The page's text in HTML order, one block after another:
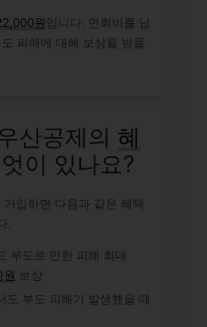
원입니다. 연회비를 납
피해에 대해 보상을 받을
산공제의 혜
이 있나요?
가입하면 다음과 같은 혜택
.
부도로 인한 피해 최대
보상
도 부도 피해가 발생했을 때